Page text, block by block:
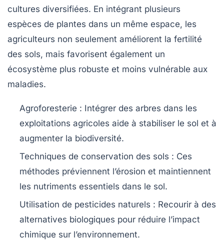
cultures diversifiées. En intégrant plusieurs
espèces de plantes dans un même espace, les
agriculteurs non seulement améliorent la fertilité
des sols, mais favorisent également un
écosystème plus robuste et moins vulnérable aux
maladies.
Agroforesterie : Intégrer des arbres dans les
exploitations agricoles aide à stabiliser le sol et à
augmenter la biodiversité.
Techniques de conservation des sols : Ces
méthodes préviennent l’érosion et maintiennent
les nutriments essentiels dans le sol.
Utilisation de pesticides naturels : Recourir à des
alternatives biologiques pour réduire l’impact
chimique sur l’environnement.